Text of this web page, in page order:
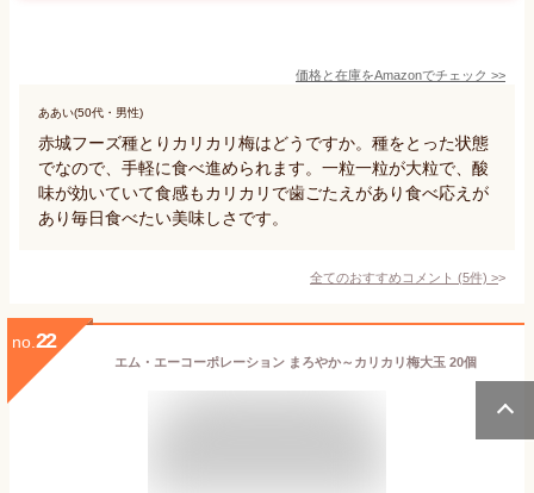
価格と在庫をAmazonでチェック >>
ああい(50代・男性)
赤城フーズ種とりカリカリ梅はどうですか。種をとった状態
でなので、手軽に食べ進められます。一粒一粒が大粒で、酸
味が効いていて食感もカリカリで歯ごたえがあり食べ応えが
あり毎日食べたい美味しさです。
全てのおすすめコメント (5件) >
no. 22
エム・エーコーポレーション まろやか～カリカリ梅大玉 20個